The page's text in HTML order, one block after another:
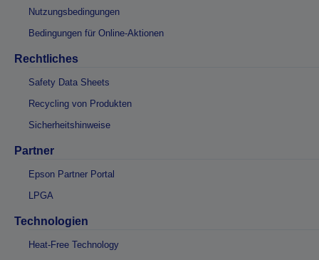
Nutzungsbedingungen
Bedingungen für Online-Aktionen
Rechtliches
Safety Data Sheets
Recycling von Produkten
Sicherheitshinweise
Partner
Epson Partner Portal
LPGA
Technologien
Heat-Free Technology